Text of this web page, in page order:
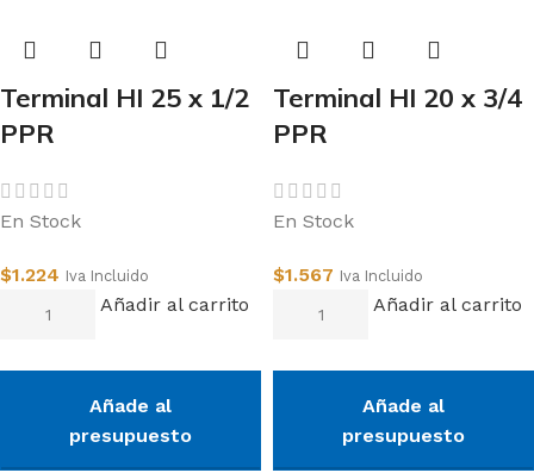
Terminal HI 25 x 1/2
PPR
En Stock
$1.224 Iva Incluido
Añadir al carrito
Añade al
presupuesto
Terminal HI 20 x 3/4
PPR
En Stock
$1.567 Iva Incluido
Añadir al carrito
Añade al
presupuesto